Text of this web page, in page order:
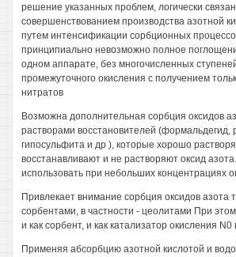
решение указанных проблем, логически
совершенствованием производства азотной
путем интенсификации сорбционных
принципиально невозможно полное
одном аппарате, без многочисленных
промежуточного окисления с получением
нитратов
Возможна дополнительная сорбция оксидов
растворами восстановителей (формальдегид,
гипосульфита и др ), которые хорошо
восстанавливают и не растворяют оксид
использовать при небольших концентрациях
Привлекает внимание сорбция оксидов азота
сорбентами, в частности - цеолитами При
и как сорбент, и как катализатор окисления
Применяя абсорбцию азотной кислотой и